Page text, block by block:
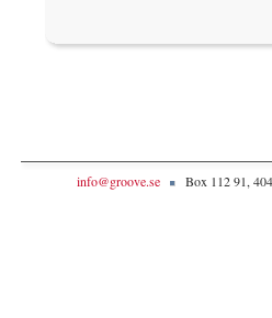
info@groove.se Box 112 91,